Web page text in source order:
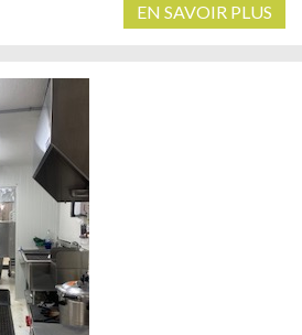
EN SAVOIR PLUS